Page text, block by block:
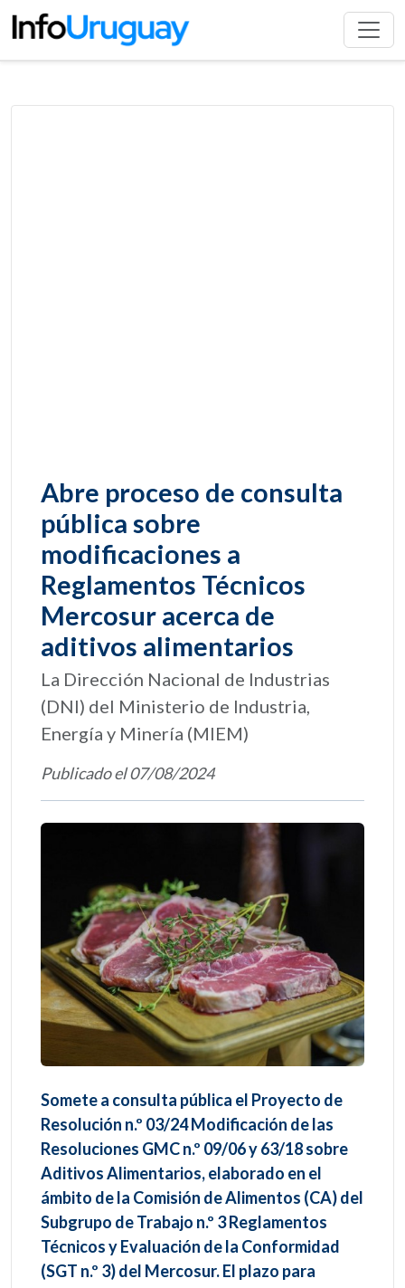
Abre proceso de consulta
pública sobre
modificaciones a
Reglamentos Técnicos
Mercosur acerca de
aditivos alimentarios
La Dirección Nacional de Industrias
(DNI) del Ministerio de Industria,
Energía y Minería (MIEM)
Publicado el 07/08/2024
Somete a consulta pública el Proyecto de
Resolución n.º 03/24 Modificación de las
Resoluciones GMC n.º 09/06 y 63/18 sobre
Aditivos Alimentarios, elaborado en el
ámbito de la Comisión de Alimentos (CA) del
Subgrupo de Trabajo n.º 3 Reglamentos
Técnicos y Evaluación de la Conformidad
(SGT n.º 3) del Mercosur. El plazo para